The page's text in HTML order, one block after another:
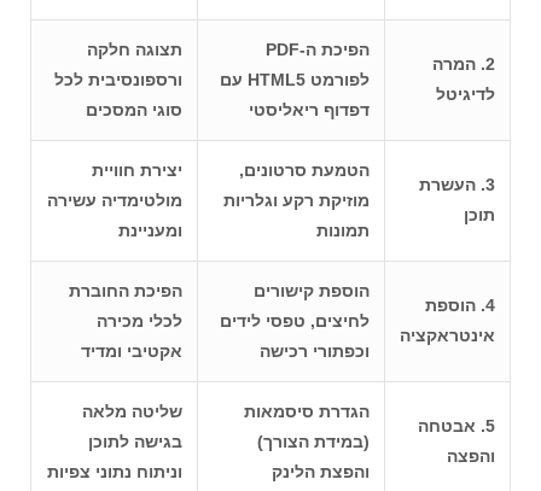
2. המרה
לדיגיטל
הפיכת ה-PDF
לפורמט HTML5 עם
דפדוף ריאליסטי
תצוגה חלקה
ורספונסיבית לכל
סוגי המסכים
3. העשרת
תוכן
הטמעת סרטונים,
מוזיקת רקע וגלריות
תמונות
יצירת חוויית
מולטימדיה עשירה
ומעניינת
4. הוספת
אינטראקציה
הוספת קישורים
לחיצים, טפסי לידים
וכפתורי רכישה
הפיכת החוברת
לכלי מכירה
אקטיבי ומדיד
5. אבטחה
והפצה
הגדרת סיסמאות
(במידת הצורך)
והפצת הלינק
שליטה מלאה
בגישה לתוכן
וניתוח נתוני צפיות